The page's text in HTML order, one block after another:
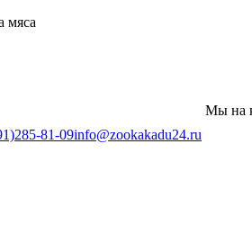
мяса
81-09info@zookakadu24.ru
Мы на